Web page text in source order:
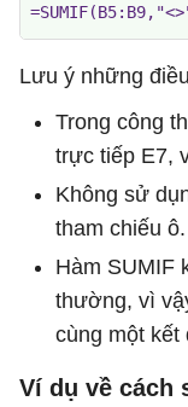
Lưu ý những
Trong công
trực tiếp E7,
Không sử
tham chiếu ô.
Hàm SUMIF
thường, vì
cùng một kết
Ví dụ về cách